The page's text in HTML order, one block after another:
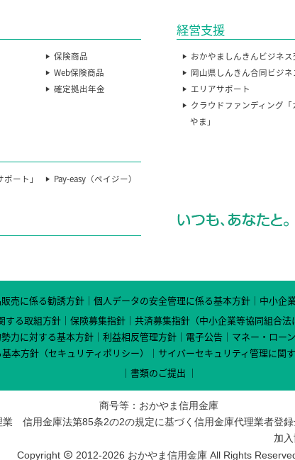
保険商品
Web保険商品
確定拠出年金
経営支援
おかやましんきんビジネス
岡山県しんきん合同ビジネ
エリアサポート
クラウドファンディング「
やま」
ート」 Pay-easy（ペイジー）
売に係る勧誘方針 個人データの安全管理に係る基本方針
中小企
する取組方針
保険募集指針
共済募集指針（中小企業等協同組合
力に対する基本方針
利益相反管理方針 電子公告
マネー・ロー
本方針（セキュリティポリシー）
サイバーセキュリティ管理に関
書類のご提出
商号等：おかやま信用金庫
信用金庫法第85条2の2の規定に基づく信用金庫代理業者登
加
Copyright
2012-2026 おかやま信用金庫 All Rights